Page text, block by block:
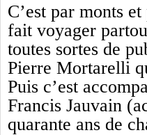
C’est par monts
fait voyager
toutes sortes de
Pierre Mortarelli
Puis c’est
Francis Jauvain
quarante ans de